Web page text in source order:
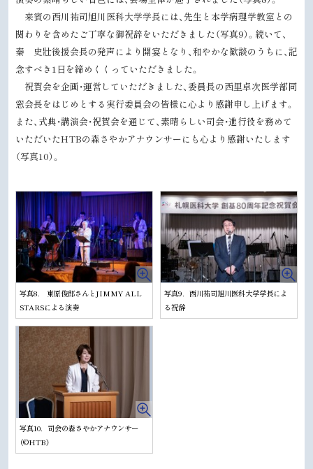
来賓の西川祐司旭川医科大学学長には、先生と本学病理学教室との
関わりを含めたご丁寧な御祝辞をいただきました（写真9）。続いて、
秦 史壯後援会長の発声により開宴となり、和やかな歓談のうちに、記
念すべき1日を締めくくっていただきました。
祝賀会を企画・運営していただきました、委員長の西里卓次医学部同
窓会長をはじめとする実行委員会の皆様に心より感謝申し上げます。
また、式典・講演会・祝賀会を通じて、素晴らしい司会・進行役を務めて
いただいたHTBの森さやかアナウンサーにも心より感謝いたします
（写真10）。
写真8. 東原俊郎さんとJIMMY ALL
STARSによる演奏
写真9．西川祐司旭川医科大学学長によ
る祝辞
写真10．司会の森さやかアナウンサー
（©HTB）